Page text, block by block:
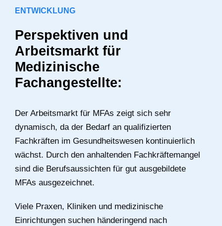
ENTWICKLUNG
Perspektiven und
Arbeitsmarkt für
Medizinische
Fachangestellte:
Der Arbeitsmarkt für MFAs zeigt sich sehr
dynamisch, da der Bedarf an qualifizierten
Fachkräften im Gesundheitswesen kontinuierlich
wächst. Durch den anhaltenden Fachkräftemangel
sind die Berufsaussichten für gut ausgebildete
MFAs ausgezeichnet.
Viele Praxen, Kliniken und medizinische
Einrichtungen suchen händeringend nach